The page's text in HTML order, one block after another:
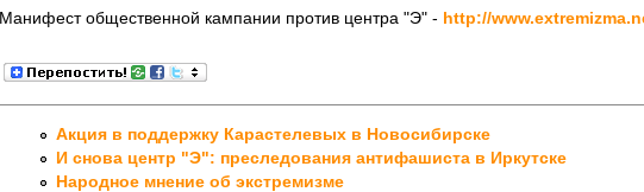
Манифест общественной кампании против центра "Э" - http://
Акция в поддержку Карастелевых в Новосибирске
И снова центр "Э": преследования антифашиста в Иркутске
Народное мнение об экстремизме